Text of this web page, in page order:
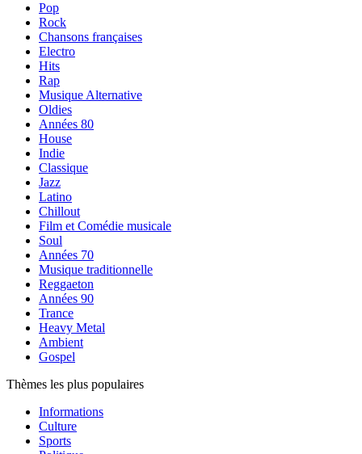
Pop
Rock
Chansons françaises
Electro
Hits
Rap
Musique Alternative
Oldies
Années 80
House
Indie
Classique
Jazz
Latino
Chillout
Film et Comédie musicale
Soul
Années 70
Musique traditionnelle
Reggaeton
Années 90
Trance
Heavy Metal
Ambient
Gospel
Thèmes les plus populaires
Informations
Culture
Sports